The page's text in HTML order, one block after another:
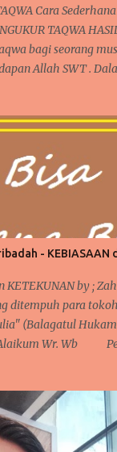
Cara
TAQWA
bagi seorang
Allah SWT .
Satu hal yang
KEHIDUPAN
sudah mampu
sepintas,
Allah, namun
Dalam kehidupan
saat sedang
rutinitas
- KEBIASAAN
KETEKUNAN by ;
ditempuh para
(Balagatul
Alaikum Wr. Wb
tauladan kita.
dan saya
selanjutnya.